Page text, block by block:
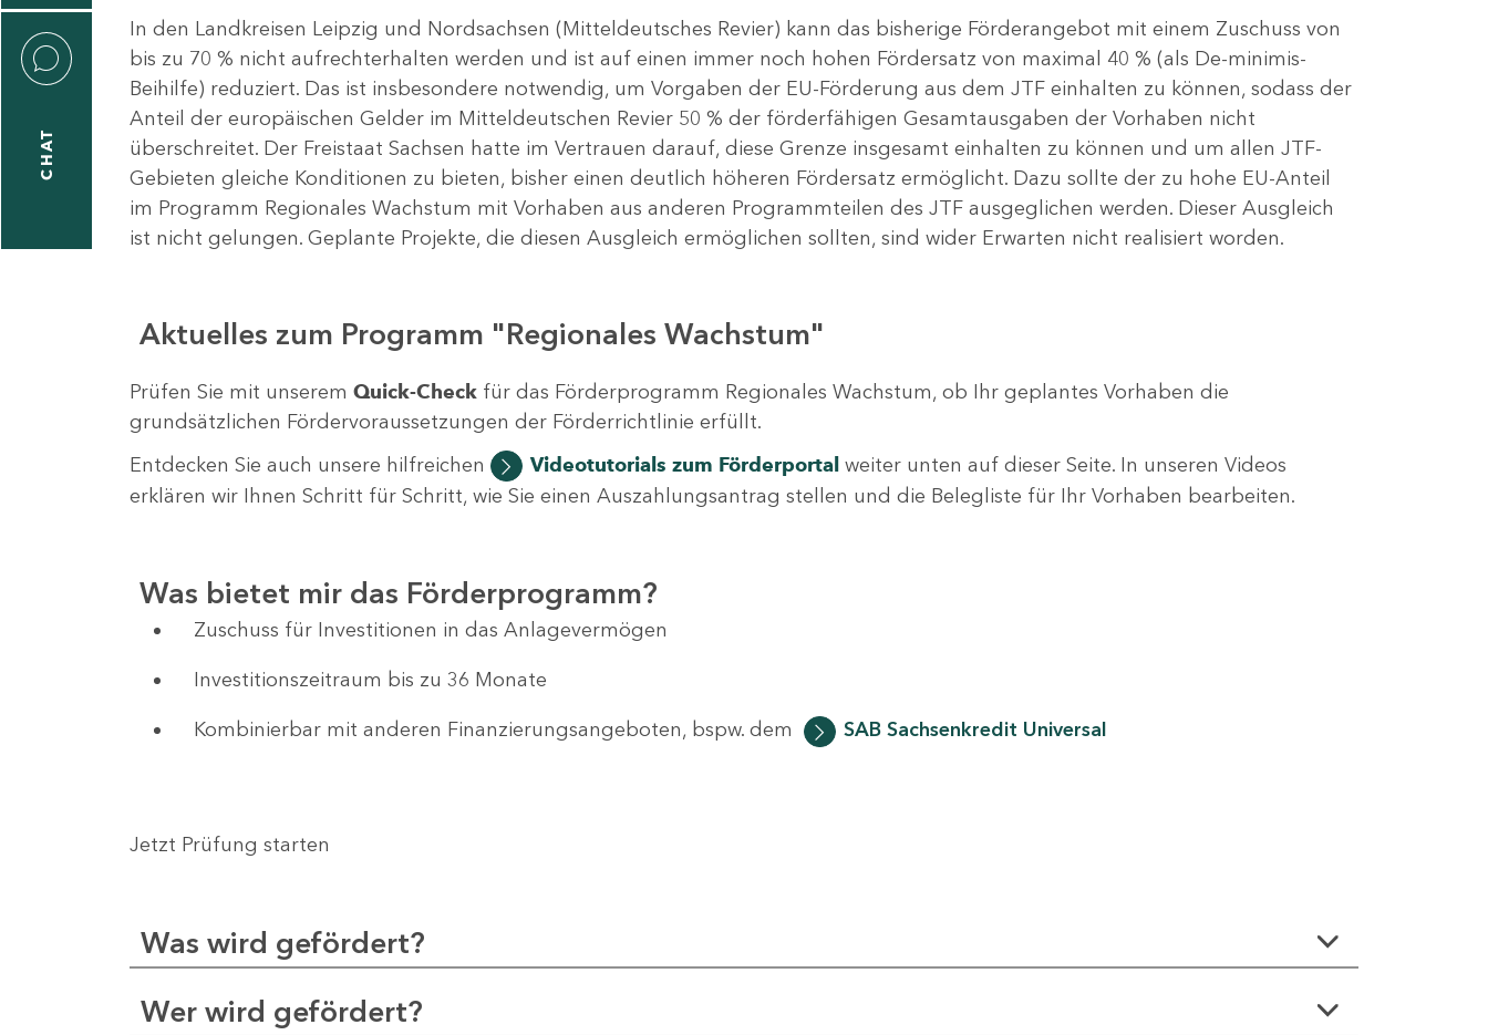
CHAT
In den Landkreisen Leipzig und Nordsachsen (Mitteldeutsches Revier) kann das bisherige Förderangebot mit einem Zuschuss von
bis zu 70 % nicht aufrechterhalten werden und ist auf einen immer noch hohen Fördersatz von maximal 40 % (als De-minimis-
Beihilfe) reduziert. Das ist insbesondere notwendig, um Vorgaben der EU-Förderung aus dem JTF einhalten zu können, sodass der
Anteil der europäischen Gelder im Mitteldeutschen Revier 50 % der förderfähigen Gesamtausgaben der Vorhaben nicht
überschreitet. Der Freistaat Sachsen hatte im Vertrauen darauf, diese Grenze insgesamt einhalten zu können und um allen JTF-
Gebieten gleiche Konditionen zu bieten, bisher einen deutlich höheren Fördersatz ermöglicht. Dazu sollte der zu hohe EU-Anteil
im Programm Regionales Wachstum mit Vorhaben aus anderen Programmteilen des JTF ausgeglichen werden. Dieser Ausgleich
ist nicht gelungen. Geplante Projekte, die diesen Ausgleich ermöglichen sollten, sind wider Erwarten nicht realisiert worden.
Aktuelles zum Programm "Regionales Wachstum"
Prüfen Sie mit unserem Quick-Check für das Förderprogramm Regionales Wachstum, ob Ihr geplantes Vorhaben die
grundsätzlichen Fördervoraussetzungen der Förderrichtlinie erfüllt.
Entdecken Sie auch unsere hilfreichen
Videotutorials zum Förderportalweiter unten auf dieser Seite. In unseren Videos
erklären wir Ihnen Schritt für Schritt, wie Sie einen Auszahlungsantrag stellen und die Belegliste für Ihr Vorhaben bearbeiten.
Was bietet mir das Förderprogramm?
Zuschuss für Investitionen in das Anlagevermögen
Investitionszeitraum bis zu 36 Monate
Kombinierbar mit anderen Finanzierungsangeboten, bspw. dem SAB Sachsenkredit Universal
Jetzt Prüfung starten
Was wird gefördert?
Wer wird gefördert?